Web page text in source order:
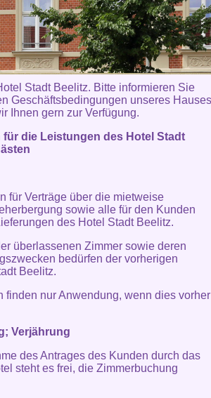
Stadt Beelitz. Bitte informieren Sie
Geschäftsbedingungen unseres
Ihnen gern zur Verfügung.
die Leistungen des Hotel Stadt
für Verträge über die mietweise
sowie alle für den Kunden
des Hotel Stadt Beelitz.
überlassenen Zimmer sowie deren
bedürfen der vorherigen
Beelitz.
nur Anwendung, wenn dies vorher
Verjährung
des Antrages des Kunden durch das
steht es frei, die Zimmerbuchung